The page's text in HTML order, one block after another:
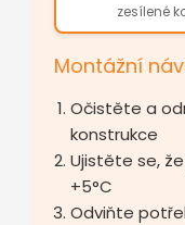
zesílené
Montážní
Očistěte a
konstrukce
Ujistěte se,
+5°C
Odviňte